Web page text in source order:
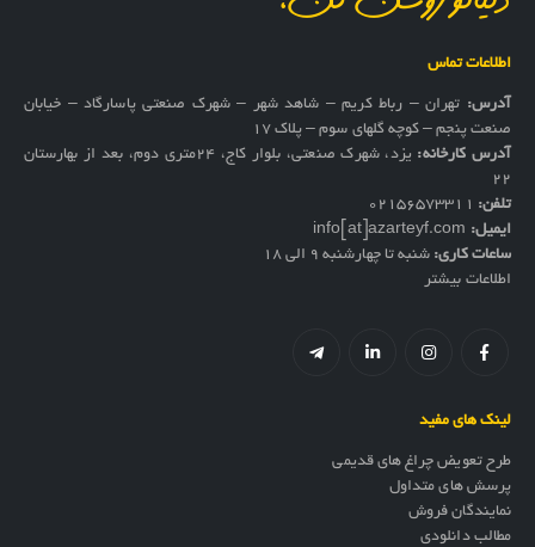
اطلاعات تماس
آدرس: تهران – رباط کریم – شاهد شهر – شهرک صنعتی پاسارگاد – خیابان
صنعت پنجم – کوچه گلهای سوم – پلاک 17
آدرس کارخانه:
یزد، شهرک صنعتی، بلوار کاج، ۲۴متری دوم، بعد از بهارستان
۲۲
تلفن: 02156573311
ایمیل: info[at]azarteyf.com
ساعات کاری: شنبه تا چهارشنبه 9 الی 18
اطلاعات بیشتر
لینک های مفید
طرح تعویض چراغ های قدیمی
پرسش های متداول
نمایندگان فروش
مطالب دانلودی